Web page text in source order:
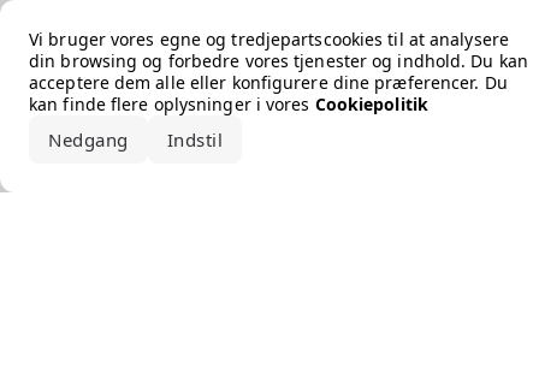
Vi bruger vores egne og tredjepartscookies til at analysere
din browsing og forbedre vores tjenester og indhold. Du kan
acceptere dem alle eller konfigurere dine præferencer. Du
kan finde flere oplysninger i vores Cookiepolitik
Nedgang Indstil
Error loading the brand